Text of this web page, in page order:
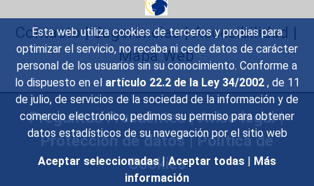
Esta web utiliza cookies de terceros y propias para
optimizar el servicio, no recaba ni cede datos de carácter
personal de los usuarios sin su conocimiento. Conforme a
lo dispuesto en el artículo 22.2 de la Ley 34/2002 , de 11
de julio, de servicios de la sociedad de la información y de
comercio electrónico, pedimos su permiso para obtener
datos estadísticos de su navegación por el sitio web
Aceptar seleccionadas | Aceptar todas | Más
información
Contacto|Sugerencias|Accesibilidad |
Mapa Web
Preguntas Frecuentes|Aviso legal|
Protección de datos|Política de
Cookies